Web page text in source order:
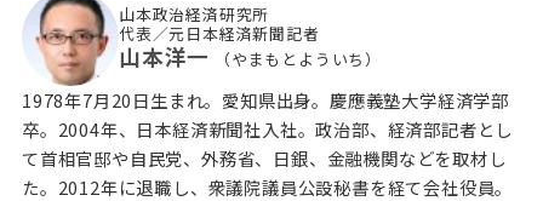
山本政治経済研究所
代表／元日本経済新聞記者
山本洋一 （やまもとよういち）
1978年7月20日生まれ。愛知県出身。慶應義塾大学経済学部
卒。2004年、日本経済新聞社入社。政治部、経済部記者とし
て首相官邸や自民党、外務省、日銀、金融機関などを取材し
た。2012年に退職し、衆議院議員公設秘書を経て会社役員。